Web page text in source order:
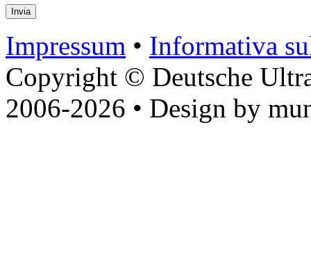
Impressum • Informativa
Copyright © Deutsche
2006-2026 • Design by